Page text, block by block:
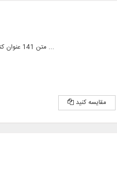
متن 141 عنوان کتاب در 382 جلد از منابع مهم لغوی عربی و فارسی و ...
مقایسه کنید